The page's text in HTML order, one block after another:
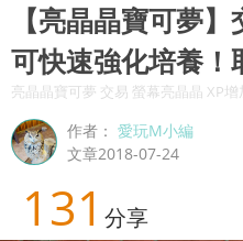
【亮晶晶寶可夢
可快速強化培養！
亮晶晶寶可夢 交易 螢幕亮晶晶 XP
作者：愛玩M小編
文章2018-07-24
131 分享